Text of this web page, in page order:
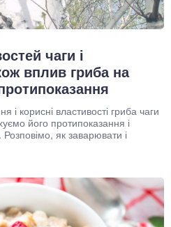
чаги і
вплив гриба на
і корисні властивості гриба чаги
його протипоказання і
як заварювати і